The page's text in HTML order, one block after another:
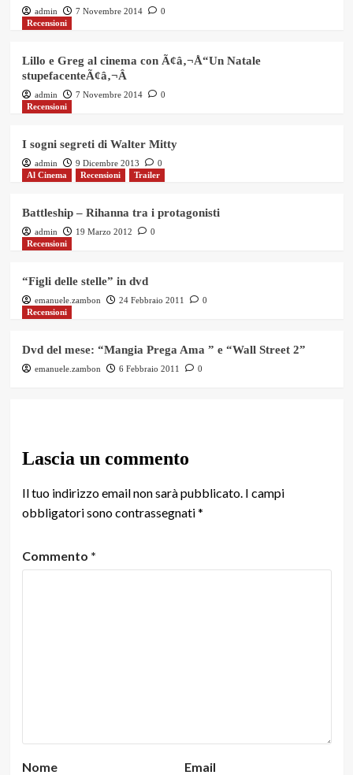
admin 7 Novembre 2014
0
Recensioni
Lillo e Greg al cinema con Ã¢â‚¬Å“Un Natale
stupefacenteÃ¢â‚¬Â
admin 7 Novembre 2014
0
Recensioni
I sogni segreti di Walter Mitty
admin 9 Dicembre 2013
0
Al Cinema
Recensioni Trailer
Battleship – Rihanna tra i protagonisti
admin 19 Marzo 2012
0
Recensioni
“Figli delle stelle” in dvd
emanuele.zambon 24 Febbraio 2011
0
Recensioni
Dvd del mese: “Mangia Prega Ama ” e “Wall Street 2”
emanuele.zambon 6 Febbraio 2011 0
Lascia un commento
Il tuo indirizzo email non sarà pubblicato. I campi
obbligatori sono contrassegnati*
Commento *
Nome Email